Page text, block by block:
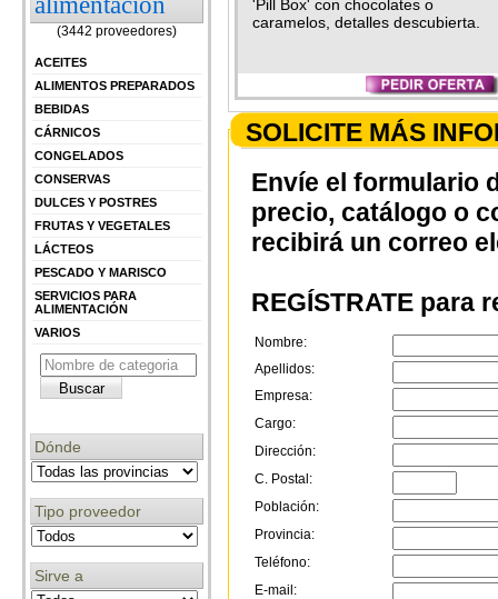
(3442 proveedores)
ACEITES
ALIMENTOS PREPARADOS
BEBIDAS
CÁRNICOS
CONGELADOS
CONSERVAS
DULCES Y POSTRES
FRUTAS Y VEGETALES
LÁCTEOS
PESCADO Y MARISCO
SERVICIOS PARA
ALIMENTACIÓN
VARIOS
Dónde
Tipo proveedor
Sirve a
'Pill Box' con chocolates o
caramelos, detalles descubierta.
SOLICITE MÁS
Envíe el formulario
precio, catálogo o
recibirá un correo
REGÍSTRATE para
Nombre:
Apellidos:
Empresa:
Cargo:
Dirección:
C. Postal:
Población:
Provincia:
Teléfono:
E-mail: